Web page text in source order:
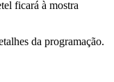
ficará à mostra
da programação.